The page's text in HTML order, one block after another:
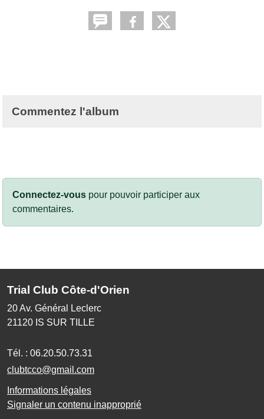
Commentez l'album
Connectez-vous pour pouvoir participer aux
commentaires.
Trial Club Côte-d'Orien
20 Av. Général Leclerc
21120 IS SUR TILLE
Tél. : 06.20.50.73.31
clubtcco@gmail.com
Informations légales
Signaler un contenu inapproprié